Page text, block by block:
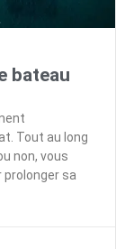
bateau
Tout au long
non, vous
sa